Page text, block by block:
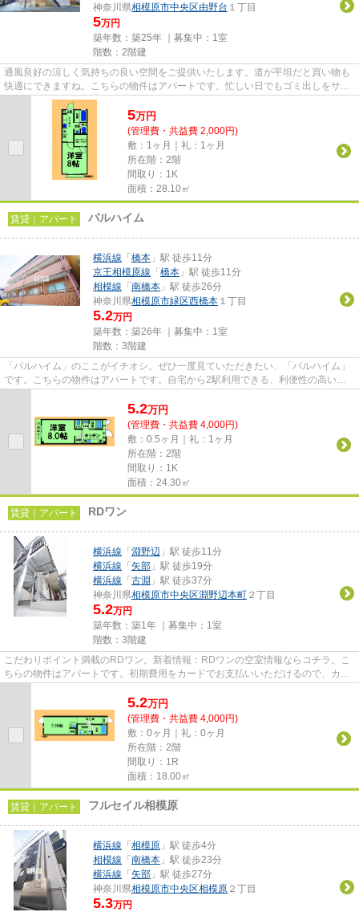
神奈川県相模原市中央区由野台 １丁目
5万円
築年数：築25年 ｜募集中： 1室
階数：2階建
通風良好の涼しく気持ちの良い空間をご提供いたします。道が平坦だと買い物も
快適にできますね。こちらの物件はアパートです。忙しい日でもゴミ出しをサク
ッと終えられるように、敷地...
5万円
(管理費・共益費 2,000円)
敷：1ヶ月｜礼：1ヶ月
所在階：2階
間取り：1K
面積：28.10㎡
賃貸｜アパート パルハイム
横浜線 「 橋本 」駅 徒歩11分
京王相模原線 「 橋本 」駅 徒歩11分
相模線 「 南橋本 」駅 徒歩26分
神奈川県相模原市緑区西橋本 １丁目
5.2万円
築年数：築26年 ｜募集中： 1室
階数：3階建
「パルハイム」のここがイチオシ。ぜひ一度見ていただきたい、「パルハイム」
です。こちらの物件はアパートです。自宅から2駅利用できる、利便性の高い物
5.2万円
(管理費・共益費 4,000円)
敷：0.5ヶ月｜礼：1ヶ月
所在階：2階
間取り：1K
面積：24.30㎡
賃貸｜アパート RDワン
横浜線 「 淵野辺 」駅 徒歩11分
横浜線 「 矢部 」駅 徒歩19分
横浜線 「 古淵 」駅 徒歩37分
神奈川県相模原市中央区淵野辺本町 ２丁目
5.2万円
築年数：築1年 ｜募集中： 1室
階数：3階建
こだわりポイント満載のRDワン。新着情報：RDワンの空室情報ならコチラ。こ
ちらの物件はアパートです。初期費用をカードでお支払いいただけるので、カー
5.2万円
(管理費・共益費 4,000円)
敷：0ヶ月｜礼：0ヶ月
所在階：2階
間取り：1R
面積：18.00㎡
賃貸｜アパート フルセイル相模原
横浜線 「 相模原 」駅 徒歩4分
相模線 「 南橋本 」駅 徒歩23分
横浜線 「 矢部 」駅 徒歩27分
神奈川県相模原市中央区相模原 ２丁目
5.3万円